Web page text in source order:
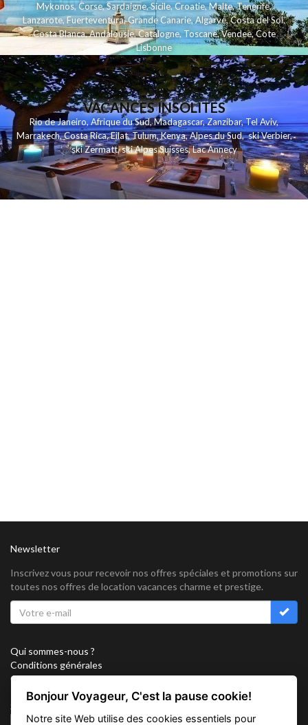
Mykonos,Corse,Sardaigne,Sicile,Croatie,Malte,Tenerife,
Lanzarote,Fuerteventura,Grande Canarie,Algarve,Costa del Sol,
Costa Blanca,Andalousie,Catalogne,Toscane,Vendee,Cote
Lisbonne
VACANCES INSOLITES
Rio de Janeiro,Afrique du Sud,Madagascar,Zanzibar,Tel Aviv,
Marrakech,Costa Rica,Eilat,Tulum,Kenya,Alpes du Sud,ski Verbier,
ski Zermatt,ski Alpes Suisses,Lac Annecy
Newsletter
Inscrivez vous pour recevoir nos offres spéciales et promotions sur
toutes nos offres de location vacances charme et prestige.
Qui sommes-nous ?
Conditions générales
Confidentialité
Partenariat
Sitemap
Cookies
Bonjour Voyageur, C'est la pause cookie!
Notre site Web utilise des cookies essentiels pour